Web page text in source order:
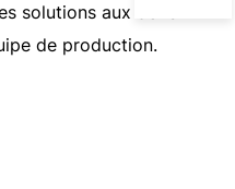
solutions aux défis
de production.